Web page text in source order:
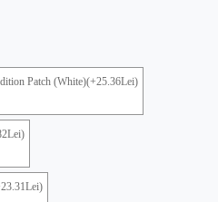
Patch (White)(+25.36Lei)